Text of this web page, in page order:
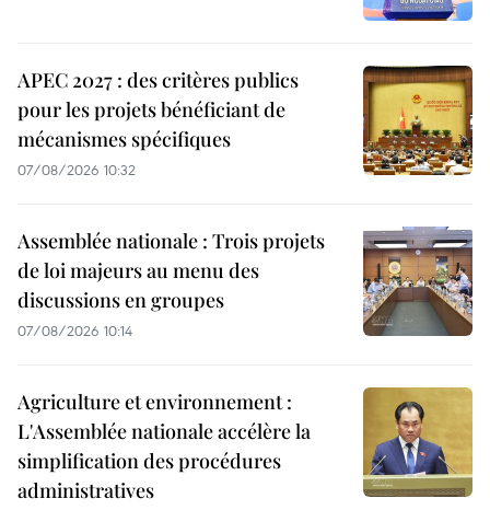
APEC 2027 : des critères publics
pour les projets bénéficiant de
mécanismes spécifiques
07/08/2026 10:32
Assemblée nationale : Trois projets
de loi majeurs au menu des
discussions en groupes
07/08/2026 10:14
Agriculture et environnement :
L'Assemblée nationale accélère la
simplification des procédures
administratives